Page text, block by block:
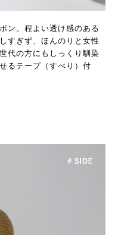
ン。程よい透け感のある
すぎず、ほんのりと女性
代の方にもしっくり馴染
るテープ（すべり）付